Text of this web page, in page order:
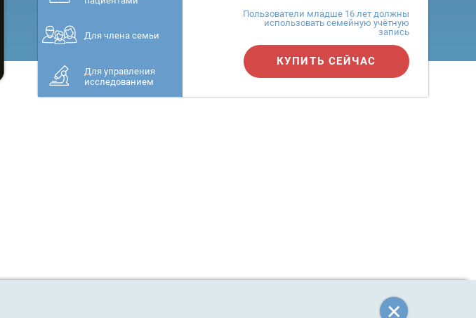
Для члена семьи
Для управления
исследованием
Пользователи младше 16 лет должны
использовать семейную учётную
запись
КУПИТЬ СЕЙЧАС